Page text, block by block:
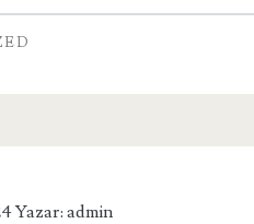
Yazar:admin